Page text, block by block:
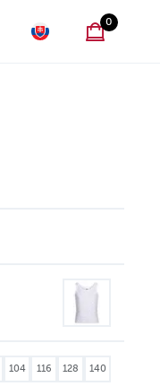
0
104 116 128 140